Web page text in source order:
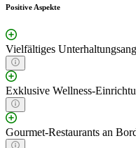
Positive Aspekte
Vielfältiges
Exklusive Wellness-
Gourmet-Restaurants an